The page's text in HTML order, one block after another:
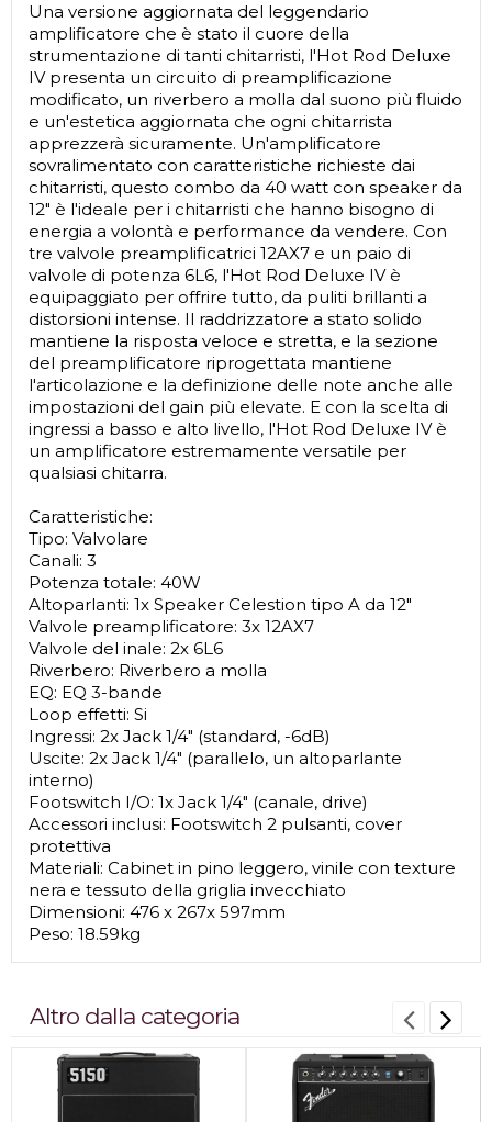
Una versione aggiornata del leggendario
amplificatore che è stato il cuore della
strumentazione di tanti chitarristi, l'Hot Rod Deluxe
IV presenta un circuito di preamplificazione
modificato, un riverbero a molla dal suono più fluido
e un'estetica aggiornata che ogni chitarrista
apprezzerà sicuramente. Un'amplificatore
sovralimentato con caratteristiche richieste dai
chitarristi, questo combo da 40 watt con speaker da
12" è l'ideale per i chitarristi che hanno bisogno di
energia a volontà e performance da vendere. Con
tre valvole preamplificatrici 12AX7 e un paio di
valvole di potenza 6L6, l'Hot Rod Deluxe IV è
equipaggiato per offrire tutto, da puliti brillanti a
distorsioni intense. Il raddrizzatore a stato solido
mantiene la risposta veloce e stretta, e la sezione
del preamplificatore riprogettata mantiene
l'articolazione e la definizione delle note anche alle
impostazioni del gain più elevate. E con la scelta di
ingressi a basso e alto livello, l'Hot Rod Deluxe IV è
un amplificatore estremamente versatile per
qualsiasi chitarra.
Caratteristiche:
Tipo: Valvolare
Canali: 3
Potenza totale: 40W
Altoparlanti: 1x Speaker Celestion tipo A da 12"
Valvole preamplificatore: 3x 12AX7
Valvole del inale: 2x 6L6
Riverbero: Riverbero a molla
EQ: EQ 3-bande
Loop effetti: Si
Ingressi: 2x Jack 1/4" (standard, -6dB)
Uscite: 2x Jack 1/4" (parallelo, un altoparlante
interno)
Footswitch I/O: 1x Jack 1/4" (canale, drive)
Accessori inclusi: Footswitch 2 pulsanti, cover
protettiva
Materiali: Cabinet in pino leggero, vinile con texture
nera e tessuto della griglia invecchiato
Dimensioni: 476 x 267x 597mm
Peso: 18.59kg
Altro dalla categoria